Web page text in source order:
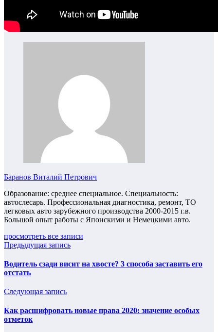
Баранов Виталий Петрович
Образование: среднее специальное. Специальность:
автослесарь. Профессиональная диагностика, ремонт, ТО
легковых авто зарубежного производства 2000-2015 г.в.
Большой опыт работы с Японскими и Немецкими авто.
просмотреть все записи
Предыдущая запись
Водитель сзади висит на хвосте? 3 способа заставить его
отстать
Следующая запись
Как расшифровать новые права 2020: значение особых
отметок